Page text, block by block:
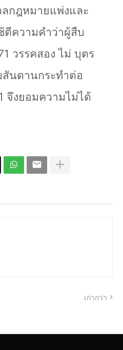
กฎหมายแพ่งและ
ความคำว่าผู้สืบ
วรรคสอง ไม่ บุตร
นดานกระทำต่อ
จึงยอมความไม่ได้
เก่ากว่า